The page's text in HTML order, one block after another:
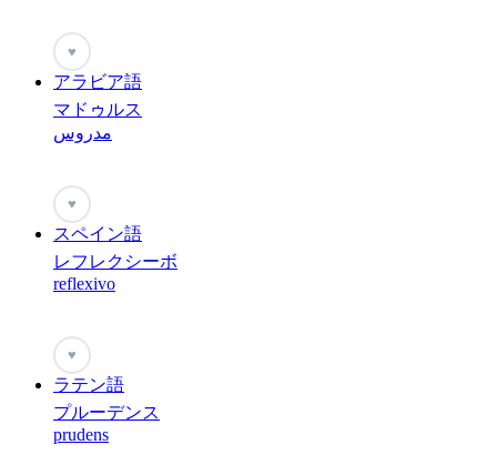
♥
アラビア語
マドゥルス
مدروس
♥
スペイン語
レフレクシーボ
reflexivo
♥
ラテン語
プルーデンス
prudens